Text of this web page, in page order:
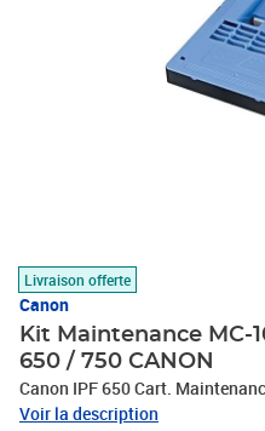
Livraison offerte
Canon
Kit Maintenance MC-
650 / 750 CANON
Canon IPF 650 Cart.
Voir la description